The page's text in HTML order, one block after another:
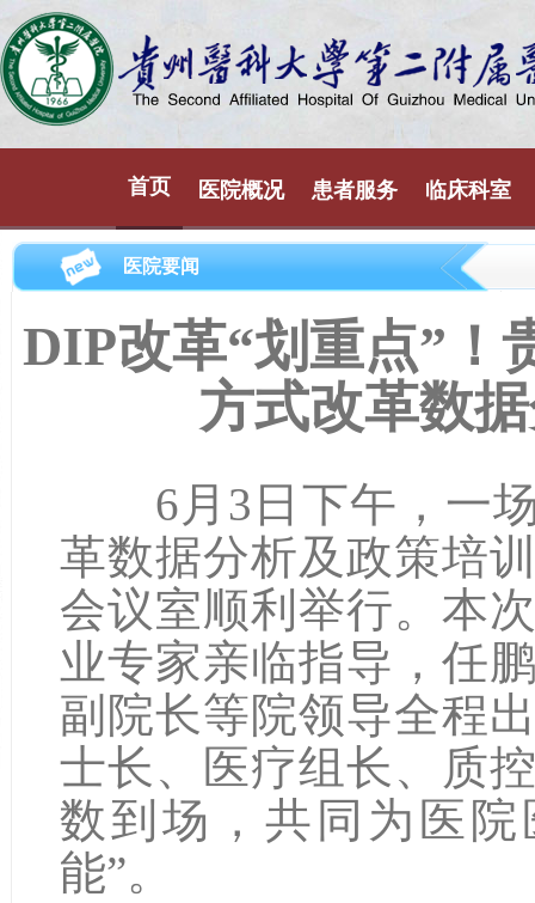
首页 医院概况 患者服务 临床科室
医院要闻
DIP改革“划重点”！
方式改革数
6月3日下午，一场
革数据分析及政策培
会议室顺利举行。本
业专家亲临指导，任
副院长等院领导全程
士长、医疗组长、质
数到场，共同为医
能”。